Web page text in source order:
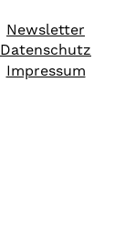
Newsletter
Datenschutz
Impressum